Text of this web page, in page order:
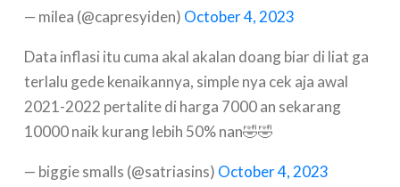
— milea (@capresyiden) October 4, 2023
Data inflasi itu cuma akal akalan doang biar di liat ga
terlalu gede kenaikannya, simple nya cek aja awal
2021-2022 pertalite di harga 7000 an sekarang
10000 naik kurang lebih 50% nan🤣🤣
— biggie smalls (@satriasins) October 4, 2023